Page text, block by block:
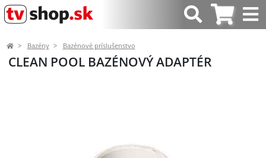
Bazény Bazénové príslušenstvo
CLEAN POOL BAZÉNOVÝ ADAPTÉR